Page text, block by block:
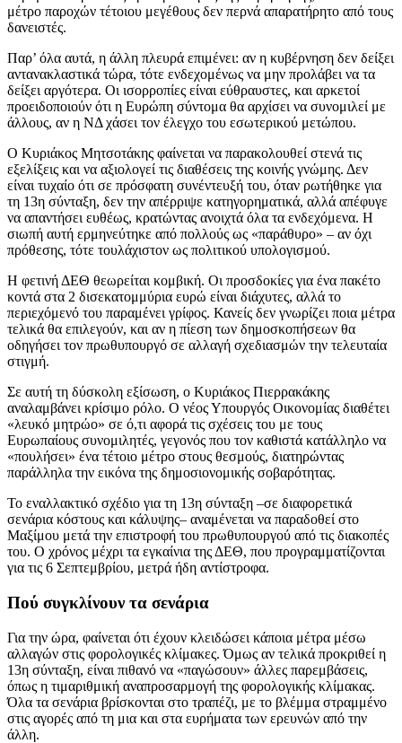
μέτρο παροχών τέτοιου μεγέθους δεν περνά απαρατήρητο από τους
δανειστές.
Παρ’ όλα αυτά, η άλλη πλευρά επιμένει: αν η κυβέρνηση δεν δείξει
αντανακλαστικά τώρα, τότε ενδεχομένως να μην προλάβει να τα
δείξει αργότερα. Οι ισορροπίες είναι εύθραυστες, και αρκετοί
προειδοποιούν ότι η Ευρώπη σύντομα θα αρχίσει να συνομιλεί με
άλλους, αν η ΝΔ χάσει τον έλεγχο του εσωτερικού μετώπου.
Ο Κυριάκος Μητσοτάκης φαίνεται να παρακολουθεί στενά τις
εξελίξεις και να αξιολογεί τις διαθέσεις της κοινής γνώμης. Δεν
είναι τυχαίο ότι σε πρόσφατη συνέντευξή του, όταν ρωτήθηκε για
τη 13η σύνταξη, δεν την απέρριψε κατηγορηματικά, αλλά απέφυγε
να απαντήσει ευθέως, κρατώντας ανοιχτά όλα τα ενδεχόμενα. Η
σιωπή αυτή ερμηνεύτηκε από πολλούς ως «παράθυρο» – αν όχι
πρόθεσης, τότε τουλάχιστον ως πολιτικού υπολογισμού.
Η φετινή ΔΕΘ θεωρείται κομβική. Οι προσδοκίες για ένα πακέτο
κοντά στα 2 δισεκατομμύρια ευρώ είναι διάχυτες, αλλά το
περιεχόμενό του παραμένει γρίφος. Κανείς δεν γνωρίζει ποια μέτρα
τελικά θα επιλεγούν, και αν η πίεση των δημοσκοπήσεων θα
οδηγήσει τον πρωθυπουργό σε αλλαγή σχεδιασμών την τελευταία
στιγμή.
Σε αυτή τη δύσκολη εξίσωση, ο Κυριάκος Πιερρακάκης
αναλαμβάνει κρίσιμο ρόλο. Ο νέος Υπουργός Οικονομίας διαθέτει
«λευκό μητρώο» σε ό,τι αφορά τις σχέσεις του με τους
Ευρωπαίους συνομιλητές, γεγονός που τον καθιστά κατάλληλο να
«πουλήσει» ένα τέτοιο μέτρο στους θεσμούς, διατηρώντας
παράλληλα την εικόνα της δημοσιονομικής σοβαρότητας.
Το εναλλακτικό σχέδιο για τη 13η σύνταξη –σε διαφορετικά
σενάρια κόστους και κάλυψης– αναμένεται να παραδοθεί στο
Μαξίμου μετά την επιστροφή του πρωθυπουργού από τις διακοπές
του. Ο χρόνος μέχρι τα εγκαίνια της ΔΕΘ, που προγραμματίζονται
για τις 6 Σεπτεμβρίου, μετρά ήδη αντίστροφα.
Πού συγκλίνουν τα σενάρια
Για την ώρα, φαίνεται ότι έχουν κλειδώσει κάποια μέτρα μέσω
αλλαγών στις φορολογικές κλίμακες. Όμως αν τελικά προκριθεί η
13η σύνταξη, είναι πιθανό να «παγώσουν» άλλες παρεμβάσεις,
όπως η τιμαριθμική αναπροσαρμογή της φορολογικής κλίμακας.
Όλα τα σενάρια βρίσκονται στο τραπέζι, με το βλέμμα στραμμένο
στις αγορές από τη μια και στα ευρήματα των ερευνών από την
άλλη.